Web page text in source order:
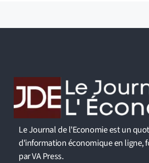
Le Journal de l'Economie est un
d'information économique en ligne,
par VA Press.